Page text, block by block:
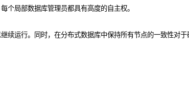
个局部数据库管理员都具有高度的自主权。
运行。同时，在分布式数据库中保持所有节点的一致性对于